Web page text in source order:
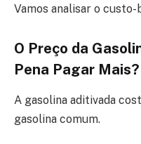
Vamos analisar o
O Preço da
Pena Pagar Mais?
A gasolina aditivada
gasolina comum.